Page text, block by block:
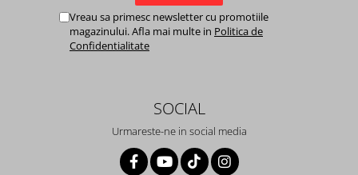
Vreau sa primesc newsletter cu promotiile
magazinului. Afla mai multe in Politica de
Confidentialitate
SOCIAL
Urmareste-ne in social media